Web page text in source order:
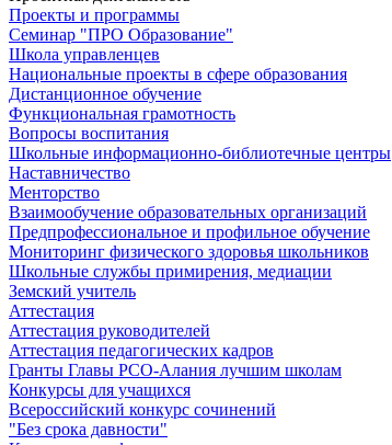
Проекты и программы
Семинар "ПРО Образование"
Школа управленцев
Национальные проекты в сфере образования
Дистанционное обучение
Функциональная грамотность
Вопросы воспитания
Школьные информационно-библиотечные центры
Наставничество
Менторство
Взаимообучение образовательных организаций
Предпрофессиональное и профильное обучение
Мониторинг физического здоровья школьников
Школьные службы примирения, медиации
Земский учитель
Аттестация
Аттестация руководителей
Аттестация педагогических кадров
Гранты Главы РСО-Алания лучшим школам
Конкурсы для учащихся
Всероссийский конкурс сочинений
"Без срока давности"